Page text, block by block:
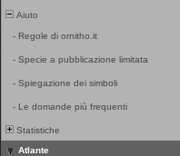
Aiuto
- Regole di ornitho.it
- Specie a pubblicazione limitata
- Spiegazione dei simboli
- Le domande più frequenti
Statistiche
Atlante